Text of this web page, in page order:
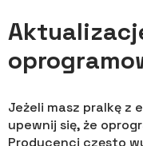
Jeżeli masz pralkę z
upewnij się, że
Producenci często